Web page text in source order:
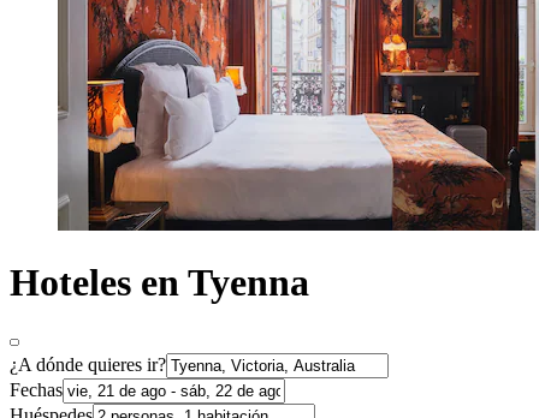
Hoteles en Tyenna
¿A dónde quieres ir?
Fechas